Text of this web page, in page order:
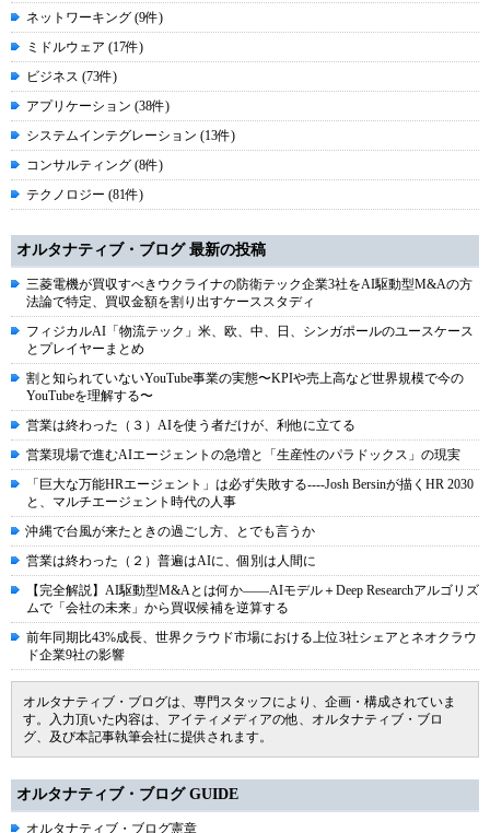
ネットワーキング (9件)
ミドルウェア (17件)
ビジネス (73件)
アプリケーション (38件)
システムインテグレーション (13件)
コンサルティング (8件)
テクノロジー (81件)
オルタナティブ・ブログ 最新の投稿
三菱電機が買収すべきウクライナの防衛テック企業3社をAI駆動型M&Aの方
法論で特定、買収金額を割り出すケーススタディ
フィジカルAI「物流テック」米、欧、中、日、シンガポールのユースケース
とプレイヤーまとめ
割と知られていないYouTube事業の実態〜KPIや売上高など世界規模で今の
YouTubeを理解する〜
営業は終わった（３）AIを使う者だけが、利他に立てる
営業現場で進むAIエージェントの急増と「生産性のパラドックス」の現実
「巨大な万能HRエージェント」は必ず失敗する----Josh Bersinが描くHR 2030
と、マルチエージェント時代の人事
沖縄で台風が来たときの過ごし方、とでも言うか
営業は終わった（２）普遍はAIに、個別は人間に
【完全解説】AI駆動型M&Aとは何か――AIモデル＋Deep Researchアルゴリズ
ムで「会社の未来」から買収候補を逆算する
前年同期比43%成長、世界クラウド市場における上位3社シェアとネオクラウ
ド企業9社の影響
オルタナティブ・ブログは、専門スタッフにより、企画・構成されていま
す。入力頂いた内容は、アイティメディアの他、オルタナティブ・ブロ
グ、及び本記事執筆会社に提供されます。
オルタナティブ・ブログ GUIDE
オルタナティブ・ブログ憲章